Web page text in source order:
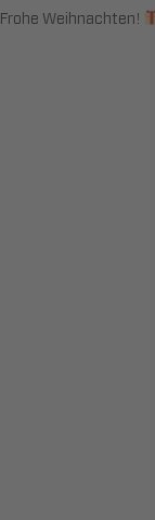
Frohe Weihnachten!